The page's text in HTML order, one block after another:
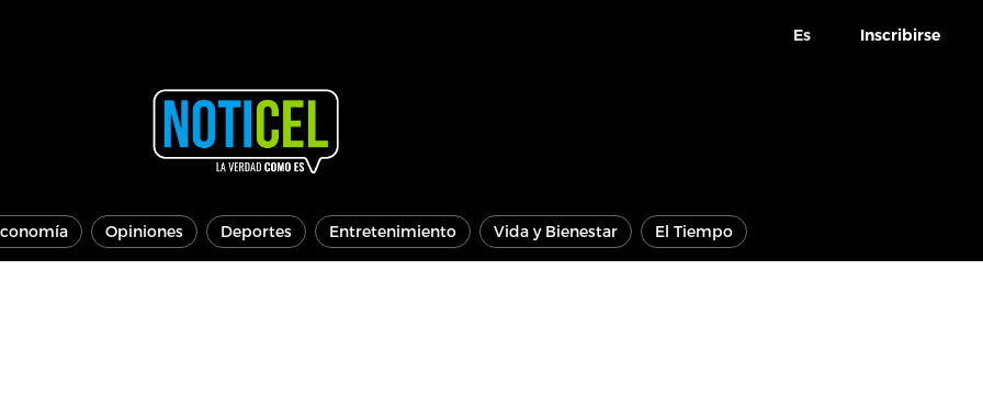
Es Inscribirse
Opiniones Deportes Entretenimiento Vida y Bienestar El Tiempo